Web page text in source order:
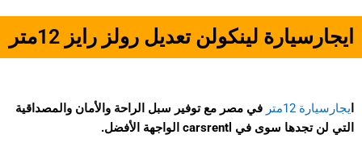
ايجارسيارة لينكولن تعديل رولز رايز 12متر
يجارسيارة 12متر
في مصر مع توفير سبل الراحة والأمان والمصداقية
التي لن تجدها سوى في carsrentl الواجهة الأفضل.